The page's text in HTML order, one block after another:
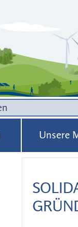
Unsere